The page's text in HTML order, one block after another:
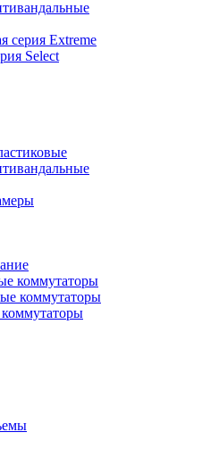
серия Extreme
Select
коммутаторы
коммутаторы